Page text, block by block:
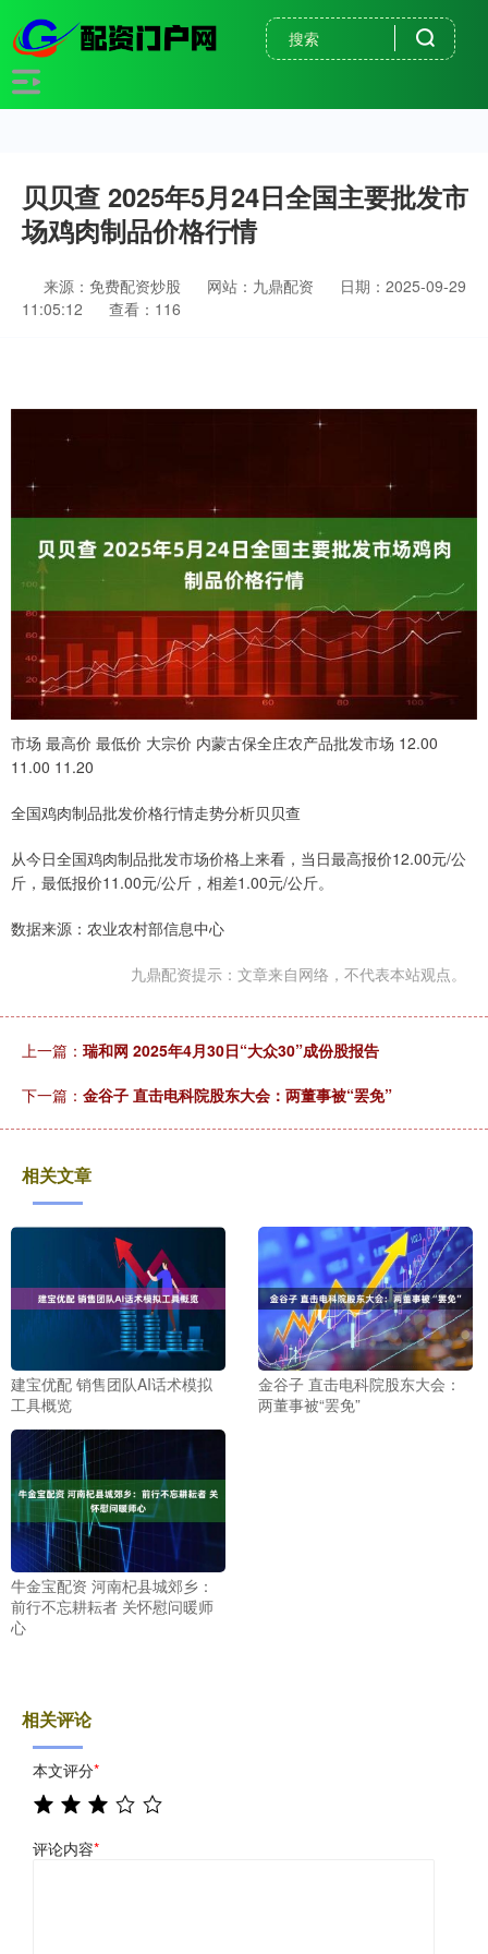
贝贝查 2025年5月24日全国主要批发市
场鸡肉制品价格行情
来源：免费配资炒股 网站：九鼎配资
日期：2025-09-29
11:05:12
查看：116
市场 最高价 最低价 大宗价 内蒙古保全庄农产品批发市场 12.00
11.00 11.20
全国鸡肉制品批发价格行情走势分析贝贝查
从今日全国鸡肉制品批发市场价格上来看，当日最高报价12.00元/公
斤，最低报价11.00元/公斤，相差1.00元/公斤。
数据来源：农业农村部信息中心
九鼎配资提示：文章来自网络，不代表本站观点。
上一篇： 瑞和网 2025年4月30日“大众30”成份股报告
下一篇： 金谷子 直击电科院股东大会：两董事被“罢免”
相关文章
建宝优配 销售团队AI话术模拟
工具概览
金谷子 直击电科院股东大会：
两董事被“罢免”
牛金宝配资 河南杞县城郊乡：
前行不忘耕耘者 关怀慰问暖师
心
相关评论
本文评分*
评论内容*